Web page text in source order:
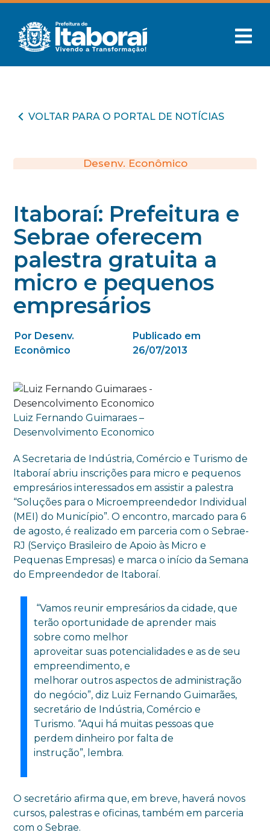
VOLTAR PARA O PORTAL DE NOTÍCIAS
Desenv. Econômico
Itaboraí: Prefeitura e
Sebrae oferecem
palestra gratuita a
micro e pequenos
empresários
Por Desenv.
Econômico
Publicado em
26/07/2013
Luiz Fernando Guimaraes –
Desenvolvimento Economico
A Secretaria de Indústria, Comércio e Turismo de
Itaboraí abriu inscrições para micro e pequenos
empresários interessados em assistir a palestra
“Soluções para o Microempreendedor Individual
(MEI) do Município”. O encontro, marcado para 6
de agosto, é realizado em parceria com o Sebrae-
RJ (Serviço Brasileiro de Apoio às Micro e
Pequenas Empresas) e marca o início da Semana
do Empreendedor de Itaboraí.
“Vamos reunir empresários da cidade, que
terão oportunidade de aprender mais
sobre como melhor
aproveitar suas potencialidades e as de seu
empreendimento, e
melhorar outros aspectos de administração
do negócio”, diz Luiz Fernando Guimarães,
secretário de Indústria, Comércio e
Turismo. “Aqui há muitas pessoas que
perdem dinheiro por falta de
instrução”, lembra.
O secretário afirma que, em breve, haverá novos
cursos, palestras e oficinas, também em parceria
com o Sebrae.